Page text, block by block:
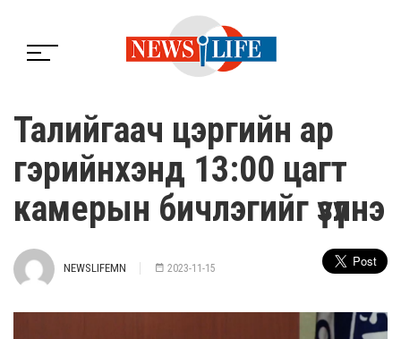
Талийгаач цэргийн ар
гэрийнхэнд 13:00 цагт
камерын бичлэгийг үзүүлнэ
NEWSLIFEMN 2023-11-15